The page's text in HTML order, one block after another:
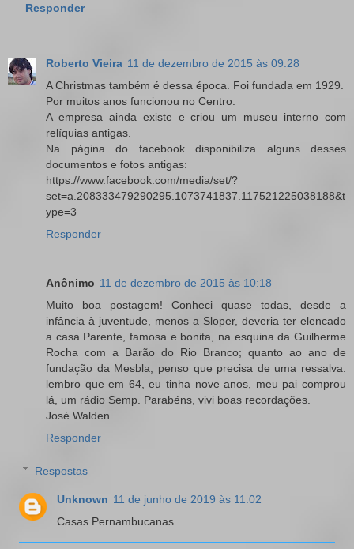
Responder
Roberto Vieira 11 de dezembro de 2015 às 09:28
A Christmas também é dessa época. Foi fundada em 1929.
Por muitos anos funcionou no Centro.
A empresa ainda existe e criou um museu interno com
relíquias antigas.
Na página do facebook disponibiliza alguns desses
documentos e fotos antigas:
https://www.facebook.com/media/set/?
set=a.208333479290295.1073741837.117521225038188&t
ype=3
Responder
Anônimo 11 de dezembro de 2015 às 10:18
Muito boa postagem! Conheci quase todas, desde a
infância à juventude, menos a Sloper, deveria ter elencado
a casa Parente, famosa e bonita, na esquina da Guilherme
Rocha com a Barão do Rio Branco; quanto ao ano de
fundação da Mesbla, penso que precisa de uma ressalva:
lembro que em 64, eu tinha nove anos, meu pai comprou
lá, um rádio Semp. Parabéns, vivi boas recordações.
José Walden
Responder
Respostas
Unknown 11 de junho de 2019 às 11:02
Casas Pernambucanas